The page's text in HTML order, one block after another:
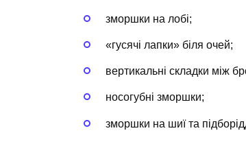
зморшки на лобі;
«гусячі лапки» біля очей;
вертикальні складки між
носогубні зморшки;
зморшки на шиї та